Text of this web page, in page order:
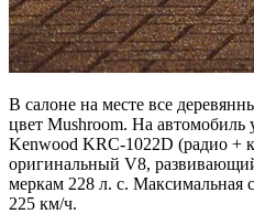
В салоне на месте все
цвет Mushroom. На автомобиль
Kenwood KRC-1022D (радио +
оригинальный V8,
меркам 228 л. с. Максимальная
225 км/ч.